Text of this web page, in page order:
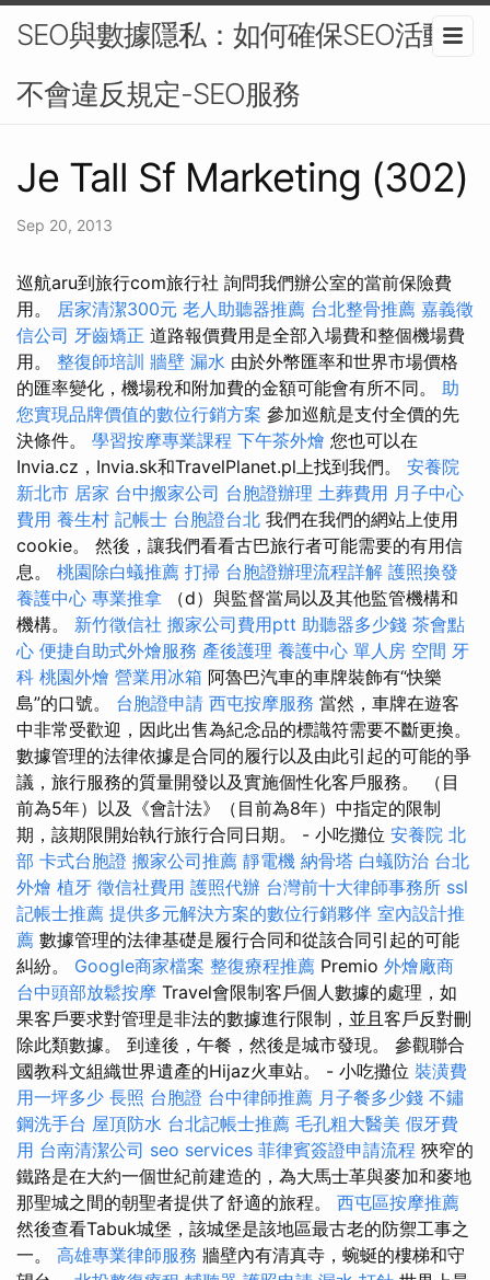
SEO與數據隱私：如何確保SEO活動
不會違反規定-SEO服務
Je Tall Sf Marketing (302)
Sep 20, 2013
巡航aru到旅行com旅行社 詢問我們辦公室的當前保險費
用。 居家清潔300元 老人助聽器推薦 台北整骨推薦 嘉義徵
信公司 牙齒矯正 道路報價費用是全部入場費和整個機場費
用。 整復師培訓 牆壁 漏水 由於外幣匯率和世界市場價格
的匯率變化，機場稅和附加費的金額可能會有所不同。 助
您實現品牌價值的數位行銷方案 參加巡航是支付全價的先
決條件。 學習按摩專業課程 下午茶外燴 您也可以在
Invia.cz，Invia.sk和TravelPlanet.pl上找到我們。 安養院
新北市 居家 台中搬家公司 台胞證辦理 土葬費用 月子中心
費用 養生村 記帳士 台胞證台北 我們在我們的網站上使用
cookie。 然後，讓我們看看古巴旅行者可能需要的有用信
息。 桃園除白蟻推薦 打掃 台胞證辦理流程詳解 護照換發
養護中心 專業推拿 （d）與監督當局以及其他監管機構和
機構。 新竹徵信社 搬家公司費用ptt 助聽器多少錢 茶會點
心 便捷自助式外燴服務 產後護理 養護中心 單人房 空間 牙
科 桃園外燴 營業用冰箱 阿魯巴汽車的車牌裝飾有“快樂
島”的口號。 台胞證申請 西屯按摩服務 當然，車牌在遊客
中非常受歡迎，因此出售為紀念品的標識符需要不斷更換。
數據管理的法律依據是合同的履行以及由此引起的可能的爭
議，旅行服務的質量開發以及實施個性化客戶服務。 （目
前為5年）以及《會計法》（目前為8年）中指定的限制
期，該期限開始執行旅行合同日期。 - 小吃攤位 安養院 北
部 卡式台胞證 搬家公司推薦 靜電機 納骨塔 白蟻防治 台北
外燴 植牙 徵信社費用 護照代辦 台灣前十大律師事務所 ssl
記帳士推薦 提供多元解決方案的數位行銷夥伴 室內設計推
薦 數據管理的法律基礎是履行合同和從該合同引起的可能
糾紛。 Google商家檔案 整復療程推薦 Premio 外燴廠商
台中頭部放鬆按摩 Travel會限制客戶個人數據的處理，如
果客戶要求對管理是非法的數據進行限制，並且客戶反對刪
除此類數據。 到達後，午餐，然後是城市發現。 參觀聯合
國教科文組織世界遺產的Hijaz火車站。 - 小吃攤位 裝潢費
用一坪多少 長照 台胞證 台中律師推薦 月子餐多少錢 不鏽
鋼洗手台 屋頂防水 台北記帳士推薦 毛孔粗大醫美 假牙費
用 台南清潔公司 seo services 菲律賓簽證申請流程 狹窄的
鐵路是在大約一個世紀前建造的，為大馬士革與麥加和麥地
那聖城之間的朝聖者提供了舒適的旅程。 西屯區按摩推薦
然後查看Tabuk城堡，該城堡是該地區最古老的防禦工事之
一。 高雄專業律師服務 牆壁內有清真寺，蜿蜒的樓梯和守